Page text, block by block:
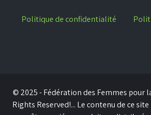
Politique de confidentialité
© 2025 - Fédération des Femmes pour
Rights Reserved!... Le contenu de ce